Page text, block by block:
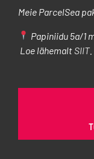
Meie ParcelSea
Papiniidu 5a/1
Loe lähemaltSIIT.